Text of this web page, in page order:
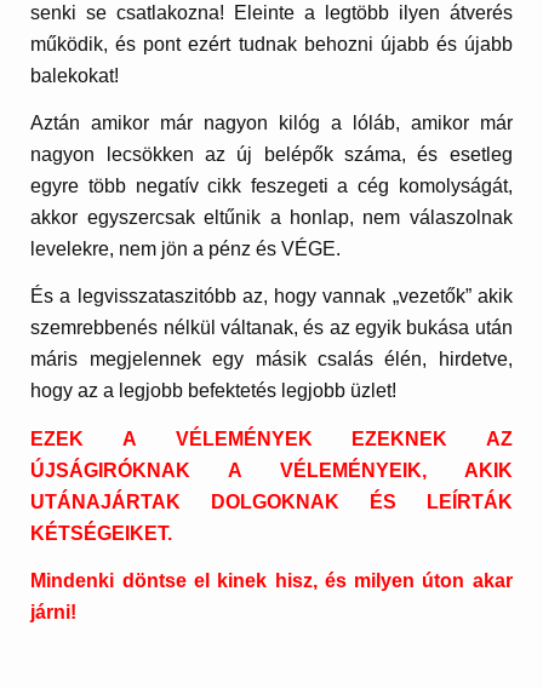
senki se csatlakozna! Eleinte a legtöbb ilyen átverés
működik, és pont ezért tudnak behozni újabb és újabb
balekokat!
Aztán amikor már nagyon kilóg a lóláb, amikor már
nagyon lecsökken az új belépők száma, és esetleg
egyre több negatív cikk feszegeti a cég komolyságát,
akkor egyszercsak eltűnik a honlap, nem válaszolnak
levelekre, nem jön a pénz és VÉGE.
És a legvisszataszitóbb az, hogy vannak „vezetők” akik
szemrebbenés nélkül váltanak, és az egyik bukása után
máris megjelennek egy másik csalás élén, hirdetve,
hogy az a legjobb befektetés legjobb üzlet!
EZEK A VÉLEMÉNYEK EZEKNEK AZ
ÚJSÁGIRÓKNAK A VÉLEMÉNYEIK, AKIK
UTÁNAJÁRTAK DOLGOKNAK ÉS LEÍRTÁK
KÉTSÉGEIKET.
Mindenki döntse el kinek hisz, és milyen úton akar
járni!